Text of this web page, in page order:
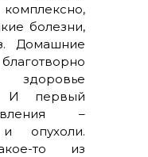
болезни,
Домашние
И первый
–
опухоли.
то из